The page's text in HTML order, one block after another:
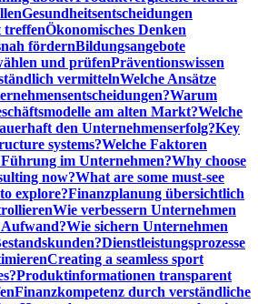
Gesundheitsentscheidungen
treffenÖkonomisches Denken
fördernBildungsangebote
und prüfenPräventionswissen
vermittelnWelche Ansätze
Warum
am alten Markt?Welche
den Unternehmenserfolg?Key
systems?Welche Faktoren
im Unternehmen?Why choose
now?What are some must-see
explore?Finanzplanung übersichtlich
Wie verbessern Unternehmen
Wie sichern Unternehmen
Dienstleistungsprozesse
Creating a seamless sport
Produktinformationen transparent
Finanzkompetenz durch verständliche